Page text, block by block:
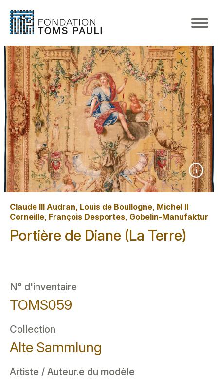
Claude III Audran, Louis de Boullogne, Michel II
Corneille, François Desportes, Gobelin-Manufaktur
Portière de Diane (La Terre)
N° d'inventaire
TOMS059
Collection
Alte Sammlung
Artiste / Auteur.e du modèle